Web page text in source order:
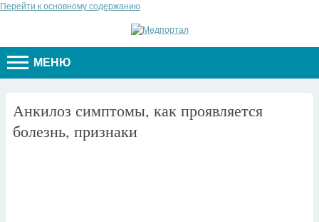
Перейти к основному содержанию
МЕНЮ
Анкилоз симптомы, как проявляется
болезнь, признаки